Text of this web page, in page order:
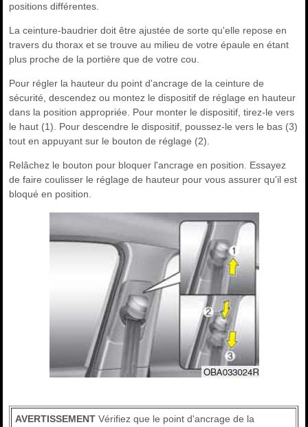
positions différentes.
La ceinture-baudrier doit être ajustée de sorte qu'elle repose en
travers du thorax et se trouve au milieu de votre épaule en étant
plus proche de la portière que de votre cou.
Pour régler la hauteur du point d'ancrage de la ceinture de
sécurité, descendez ou montez le dispositif de réglage en hauteur
dans la position appropriée. Pour monter le dispositif, tirez-le vers
le haut (1). Pour descendre le dispositif, poussez-le vers le bas (3)
tout en appuyant sur le bouton de réglage (2).
Relâchez le bouton pour bloquer l'ancrage en position. Essayez
de faire coulisser le réglage de hauteur pour vous assurer qu'il est
bloqué en position.
AVERTISSEMENT Vérifiez que le point d'ancrage de la